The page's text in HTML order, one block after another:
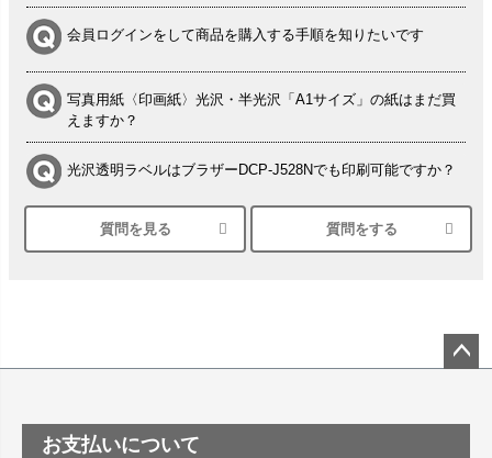
会員ログインをして商品を購入する手順を知りたいです
写真用紙〈印画紙〉光沢・半光沢「A1サイズ」の紙はまだ買
えますか？
光沢透明ラベルはブラザーDCP-J528Nでも印刷可能ですか？
シルバーペーパーにEPSON EP-30VAで印刷するときの設定
は？
塩ビのロール紙で離型紙が透明の商品はありますか
つや消し半透明ラベルのロールタイプはありますか？
質問を見る 質問をする
ップ
お支払いについて